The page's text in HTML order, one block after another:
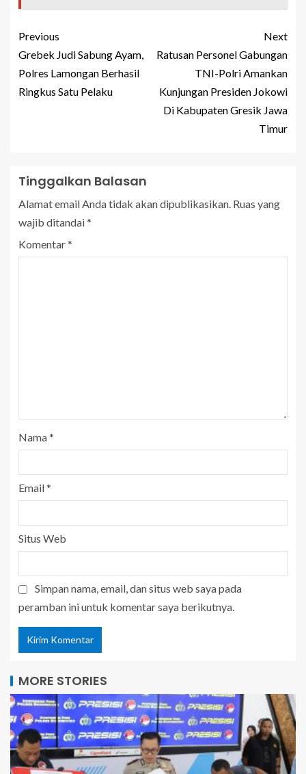
Previous
Grebek Judi Sabung Ayam,
Polres Lamongan Berhasil
Ringkus Satu Pelaku
Next
Ratusan Personel Gabungan
TNI-Polri Amankan
Kunjungan Presiden Jokowi
Di Kabupaten Gresik Jawa
Timur
Tinggalkan Balasan
Alamat email Anda tidak akan dipublikasikan. Ruas yang
wajib ditandai*
Komentar*
Nama*
Email*
Situs Web
Simpan nama, email, dan situs web saya pada
peramban ini untuk komentar saya berikutnya.
MORE STORIES